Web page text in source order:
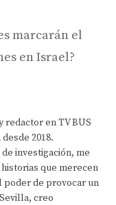
marcarán el
en Israel?
redactor en TV BUS
2018.
investigación, me
que merecen
poder de provocar un
creo